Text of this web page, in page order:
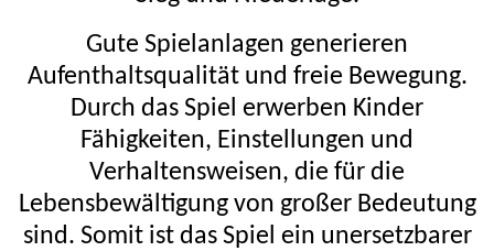
Gute Spielanlagen generieren
Aufenthaltsqualität und freie Bewegung.
Durch das Spiel erwerben Kinder
Fähigkeiten, Einstellungen und
Verhaltensweisen, die für die
Lebensbewältigung von großer Bedeutung
sind. Somit ist das Spiel ein unersetzbarer